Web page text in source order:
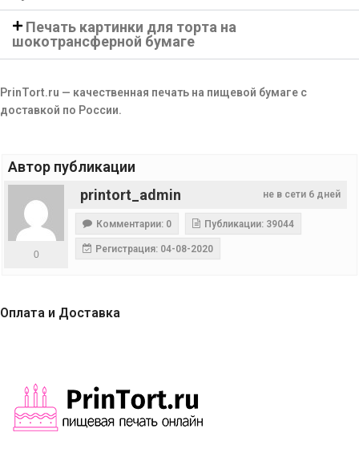
Печать картинки для торта на
шокотрансферной бумаге
PrinTort.ru — качественная печать на пищевой бумаге с
доставкой по России.
Автор публикации
не в сети 6 дней
printort_admin
0
Комментарии: 0 Публикации: 39044
Регистрация: 04-08-2020
Оплата и Доставка